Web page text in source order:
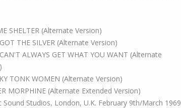
SHELTER (Alternate Version)
THE SILVER (Alternate Version)
ALWAYS GET WHAT YOU WANT (Alternate
TONK WOMEN (Alternate Version)
MORPHINE (Alternate Extended Version)
Sound Studios, London, U.K. February 9th/March 1969